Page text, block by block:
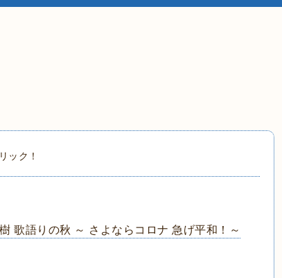
ック！
歌語りの秋 ～ さよならコロナ 急げ平和！～